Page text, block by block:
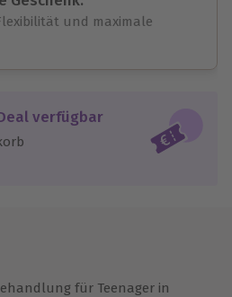
und maximale
Erlebnisse einlösbar.
verfügbar
für Teenager in